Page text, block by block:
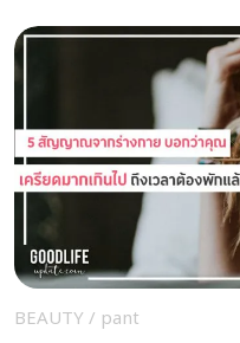
BEAUTY / pant